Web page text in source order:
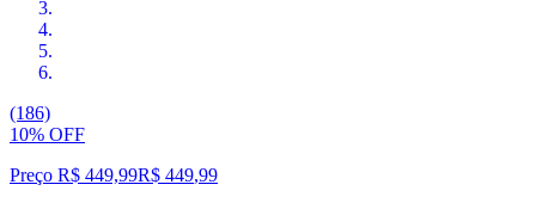
(186)
10% OFF
Preço R$ 449,99R$ 449,99